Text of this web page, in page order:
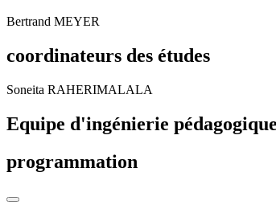
Bertrand MEYER
coordinateurs des études
Soneita RAHERIMALALA
Equipe d'ingénierie pédagogique
programmation